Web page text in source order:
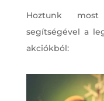
Hoztunk
segítségével a
akciókból: